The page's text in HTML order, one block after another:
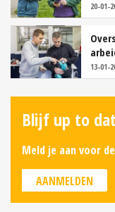
20-01-
13-01-
Blijf up to
Meld je aan voor
AANMELDEN